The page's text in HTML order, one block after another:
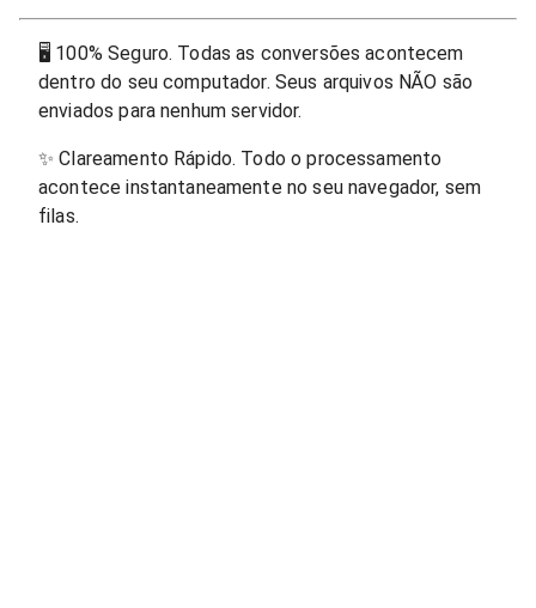
🖥 100% Seguro. Todas as conversões acontecem
dentro do seu computador. Seus arquivos NÃO são
enviados para nenhum servidor.
✨Clareamento Rápido. Todo o processamento
acontece instantaneamente no seu navegador, sem
filas.